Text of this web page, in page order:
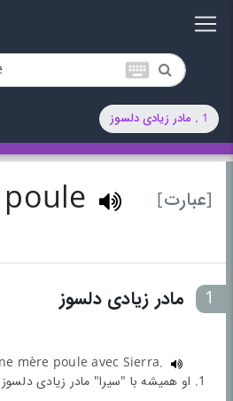
keyboard
1 . مادر زیادی دلسوز
[عبارت]
1 مادر زیادی دلسوز
mère poule avec Sierra.
1. او همیشه با "سیرا" مادر زیادی دلسوزی بوده است.